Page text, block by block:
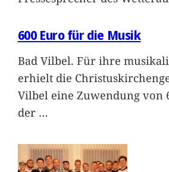
600 Euro für die Musik
Bad Vilbel. Für ihre
erhielt die
Vilbel eine Zuwendung von
der …